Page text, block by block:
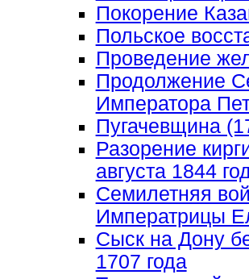
Покорение
Польское
Проведение
Продолжение
Императора
Пугачевщина
Разорение
августа 1844
Семилетняя
Императрицы
Сыск на Дону
1707 года